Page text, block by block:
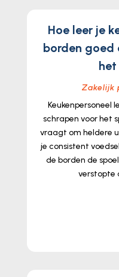
Hoe leer je
borden goed
het
Zakelijk
Keukenpersoneel
schrapen voor het
vraagt om heldere
je consistent
de borden de
verstopte